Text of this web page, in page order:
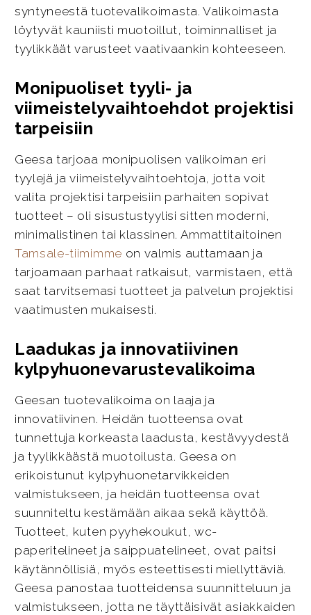
syntyneestä tuotevalikoimasta. Valikoimasta
löytyvät kauniisti muotoillut, toiminnalliset ja
tyylikkäät varusteet vaativaankin kohteeseen.
Monipuoliset tyyli- ja
viimeistelyvaihtoehdot projektisi
tarpeisiin
Geesa tarjoaa monipuolisen valikoiman eri
tyylejä ja viimeistelyvaihtoehtoja, jotta voit
valita projektisi tarpeisiin parhaiten sopivat
tuotteet – oli sisustustyylisi sitten moderni,
minimalistinen tai klassinen. Ammattitaitoinen
Tamsale-tiimimme on valmis auttamaan ja
tarjoamaan parhaat ratkaisut, varmistaen, että
saat tarvitsemasi tuotteet ja palvelun projektisi
vaatimusten mukaisesti.
Laadukas ja innovatiivinen
kylpyhuonevarustevalikoima
Geesan tuotevalikoima on laaja ja
innovatiivinen. Heidän tuotteensa ovat
tunnettuja korkeasta laadusta, kestävyydestä
ja tyylikkäästä muotoilusta. Geesa on
erikoistunut kylpyhuonetarvikkeiden
valmistukseen, ja heidän tuotteensa ovat
suunniteltu kestämään aikaa sekä käyttöä.
Tuotteet, kuten pyyhekoukut, wc-
paperitelineet ja saippuatelineet, ovat paitsi
käytännöllisiä, myös esteettisesti miellyttäviä.
Geesa panostaa tuotteidensa suunnitteluun ja
valmistukseen, jotta ne täyttäisivät asiakkaiden